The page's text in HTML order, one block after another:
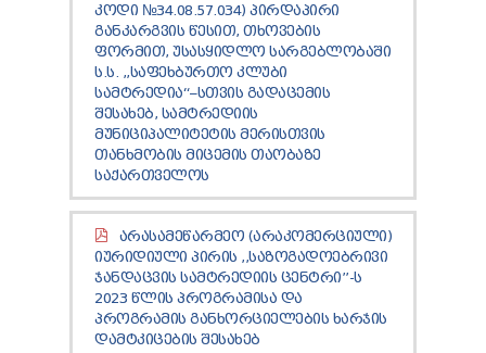
ᲙᲝᲓᲘ №34.08.57.034) ᲞᲘᲠᲓᲐᲞᲘᲠᲘ
ᲒᲐᲜᲙᲐᲠᲒᲕᲘᲡ ᲬᲔᲡᲘᲗ, ᲗᲮᲝᲕᲔᲑᲘᲡ
ᲤᲝᲠᲛᲘᲗ, ᲣᲡᲐᲡᲧᲘᲓᲚᲝ ᲡᲐᲠᲒᲔᲑᲚᲝᲑᲐᲨᲘ
Ს.Ს. ,,ᲡᲐᲤᲔᲮᲑᲣᲠᲗᲝ ᲙᲚᲣᲑᲘ
ᲡᲐᲛᲢᲠᲔᲓᲘᲐ“–ᲡᲗᲕᲘᲡ ᲒᲐᲓᲐᲪᲔᲛᲘᲡ
ᲨᲔᲡᲐᲮᲔᲑ, ᲡᲐᲛᲢᲠᲔᲓᲘᲘᲡ
ᲛᲣᲜᲘᲪᲘᲞᲐᲚᲘᲢᲔᲢᲘᲡ ᲛᲔᲠᲘᲡᲗᲕᲘᲡ
ᲗᲐᲜᲮᲛᲝᲑᲘᲡ ᲛᲘᲪᲔᲛᲘᲡ ᲗᲐᲝᲑᲐᲖᲔ
ᲡᲐᲥᲐᲠᲗᲕᲔᲚᲝᲡ
ᲐᲠᲐᲡᲐᲛᲔᲬᲐᲠᲛᲔᲝ (ᲐᲠᲐᲙᲝᲛᲔᲠᲪᲘᲣᲚᲘ)
ᲘᲣᲠᲘᲓᲘᲣᲚᲘ ᲞᲘᲠᲘᲡ ,,ᲡᲐᲖᲝᲒᲐᲓᲝᲔᲑᲠᲘᲕᲘ
ᲯᲐᲜᲓᲐᲪᲕᲘᲡ ᲡᲐᲛᲢᲠᲔᲓᲘᲘᲡ ᲪᲔᲜᲢᲠᲘ’’-Ს
2023 ᲬᲚᲘᲡ ᲞᲠᲝᲒᲠᲐᲛᲘᲡᲐ ᲓᲐ
ᲞᲠᲝᲒᲠᲐᲛᲘᲡ ᲒᲐᲜᲮᲝᲠᲪᲘᲔᲚᲔᲑᲘᲡ ᲮᲐᲠᲯᲘᲡ
ᲓᲐᲛᲢᲙᲘᲪᲔᲑᲘᲡ ᲨᲔᲡᲐᲮᲔᲑ